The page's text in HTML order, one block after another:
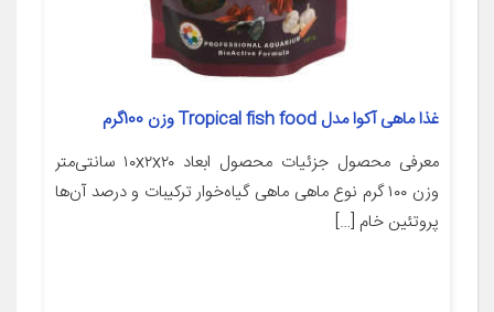
غذا ماهی آکوا مدل Tropical fish food وزن 100گرم
معرفی محصول جزئیات محصول ابعاد ۱۰x۲x۲۰ سانتی‌متر
وزن ۱۰۰ گرم نوع ماهی ماهی گیاه‌خوار ترکیبات و درصد آن‌ها
پروتئین خام […]